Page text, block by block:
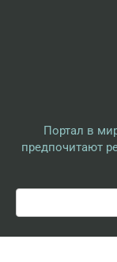
Портал в
предпочитают
Поиск: